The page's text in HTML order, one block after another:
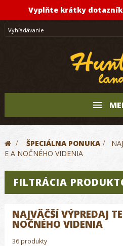
Vyplňte krátky
> ŠPECIÁLNA PONUKA >
E A NOČNÉHO VIDENIA
FILTRÁCIA
NAJVÄČŠÍ VÝPREDAJ
NOČNÉHO VIDENIA
36 produkty